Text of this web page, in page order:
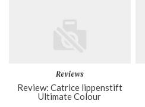
Reviews
Review: Catrice lippenstift
Ultimate Colour